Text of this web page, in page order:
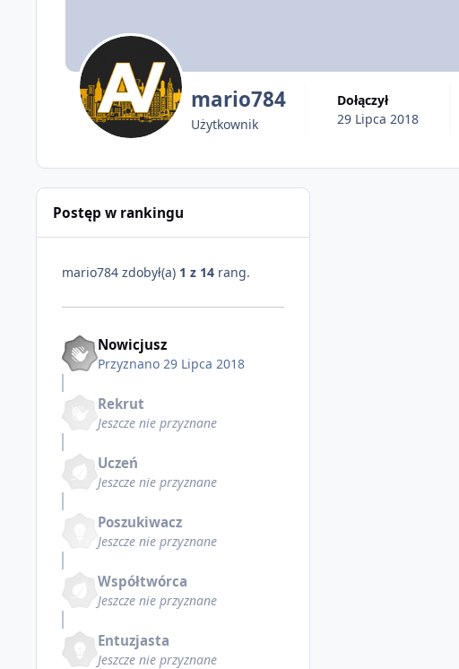
mario784
Użytkownik
Dołączył
29 Lipca 2018
Postęp w rankingu
mario784 zdobył(a) 1 z 14 rang.
Nowicjusz
Przyznano 29 Lipca 2018
Rekrut
Jeszcze nie przyznane
Uczeń
Jeszcze nie przyznane
Poszukiwacz
Jeszcze nie przyznane
Współtwórca
Jeszcze nie przyznane
Entuzjasta
Jeszcze nie przyznane